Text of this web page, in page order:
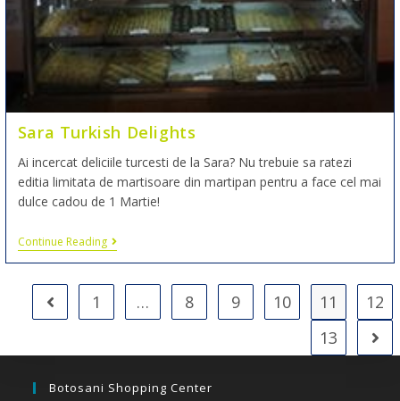
Sara Turkish Delights
Ai incercat deliciile turcesti de la Sara? Nu trebuie sa ratezi
editia limitata de martisoare din martipan pentru a face cel mai
dulce cadou de 1 Martie!
Continue Reading
1 … 8 9 10 11
12
13
Botosani Shopping Center